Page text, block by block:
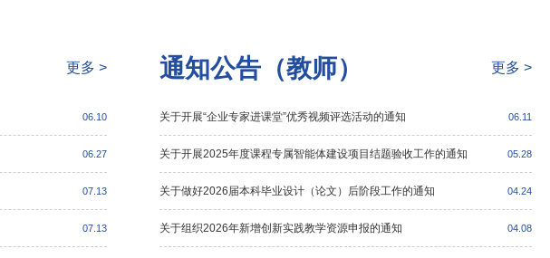
更多 >
06.10
06.27
07.13
07.13
通知公告（教师） 更多 >
06.11
关于开展“企业专家进课堂”优秀视频评选活动的通知
05.28
关于开展2025年度课程专属智能体建设项目结题验收工作的通知
04.24
关于做好2026届本科毕业设计（论文）后阶段工作的通知
04.08
关于组织2026年新增创新实践教学资源申报的通知